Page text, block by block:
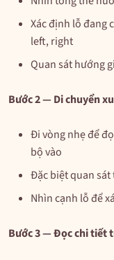
Xác định lỗ đang
left, right
Quan sát hướng
Bước 2 — Di chuyển
Đi vòng nhẹ để
bộ vào
Đặc biệt quan
Nhìn cạnh lỗ để
Bước 3 — Đọc chi tiết